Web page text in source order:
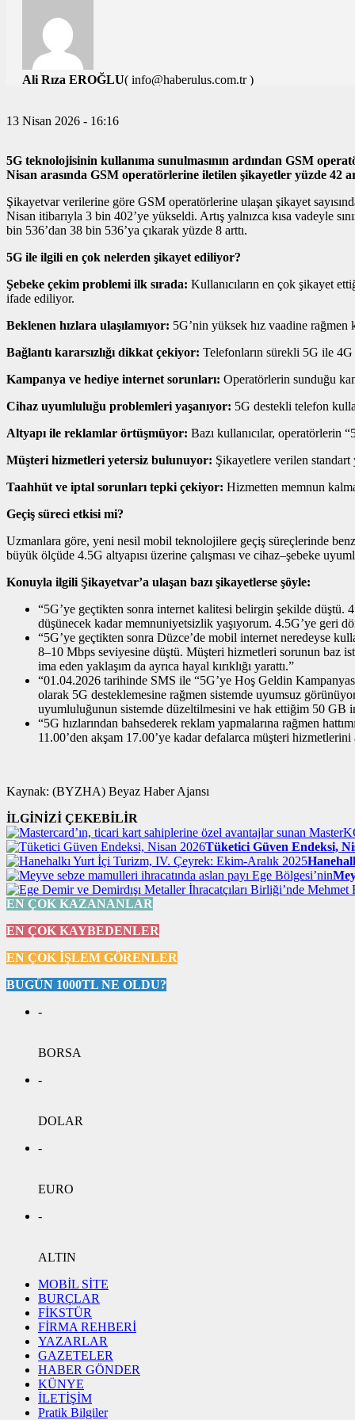
Ali Rıza EROĞLU( info@haberulus.com.tr )
13 Nisan 2026 - 16:16
5G teknolojisinin kullanıma sunulmasının ardından GSM
Nisan arasında GSM operatörlerine iletilen şikayetler yüzde 42
Şikayetvar verilerine göre GSM operatörlerine ulaşan şikayet
Nisan itibarıyla 3 bin 402’ye yükseldi. Artış yalnızca kısa vadeyle
bin 536’dan 38 bin 536’ya çıkarak yüzde 8 arttı.
5G ile ilgili en çok nelerden şikayet ediliyor?
Şebeke çekim problemi ilk sırada: Kullanıcıların en çok şikayet
ifade ediliyor.
Beklenen hızlara ulaşılamıyor: 5G’nin yüksek hız vaadine rağmen
Bağlantı kararsızlığı dikkat çekiyor: Telefonların sürekli 5G ile 4G
Kampanya ve hediye internet sorunları: Operatörlerin sunduğu
Cihaz uyumluluğu problemleri yaşanıyor: 5G destekli telefon
Altyapı ile reklamlar örtüşmüyor: Bazı kullanıcılar, operatörlerin
Müşteri hizmetleri yetersiz bulunuyor: Şikayetlere verilen standart
Taahhüt ve iptal sorunları tepki çekiyor: Hizmetten memnun
Geçiş süreci etkisi mi?
Uzmanlara göre, yeni nesil mobil teknolojilere geçiş süreçlerinde
büyük ölçüde 4.5G altyapısı üzerine çalışması ve cihaz–şebeke
Konuyla ilgili Şikayetvar’a ulaşan bazı şikayetlerse şöyle:
“5G’ye geçtikten sonra internet kalitesi belirgin şekilde düştü.
düşünecek kadar memnuniyetsizlik yaşıyorum. 4.5G’ye geri
“5G’ye geçtikten sonra Düzce’de mobil internet neredeyse
8–10 Mbps seviyesine düştü. Müşteri hizmetleri sorunun baz
ima eden yaklaşım da ayrıca hayal kırıklığı yarattı.”
“01.04.2026 tarihinde SMS ile “5G’ye Hoş Geldin
olarak 5G desteklemesine rağmen sistemde uyumsuz
uyumluluğunun sistemde düzeltilmesini ve hak ettiğim 50 GB
“5G hızlarından bahsederek reklam yapmalarına rağmen
11.00’den akşam 17.00’ye kadar defalarca müşteri
Kaynak: (BYZHA) Beyaz Haber Ajansı
İLGİNİZİ ÇEKEBİLİR
Tüketici Güven Endeksi,
EN ÇOK KAZANANLAR
EN ÇOK KAYBEDENLER
EN ÇOK İŞLEM GÖRENLER
BUGÜN 1000TL NE OLDU?
-
BORSA
-
DOLAR
-
EURO
-
ALTIN
MOBİL SİTE
BURÇLAR
FİKSTÜR
FİRMA REHBERİ
YAZARLAR
GAZETELER
HABER GÖNDER
KÜNYE
İLETİŞİM
Pratik Bilgiler